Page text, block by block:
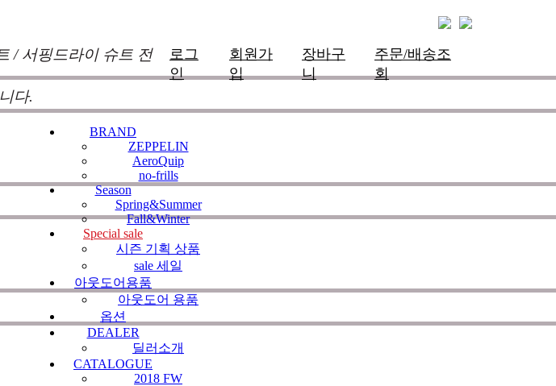
/ 서핑드라이 슈트 전
다.
로그
인
회원가
입
장바구
니
주문/배송조
회
BRAND
ZEPPELIN
AeroQuip
no-frills
Season
Spring&Summer
Fall&Winter
Special sale
시즌 기획 상품
sale 세일
아웃도어용품
아웃도어 용품
옵션
DEALER
딜러소개
CATALOGUE
2018 FW
영하여 매시즌 진화한 슈트를 개발하여 서핑라이프의
스텀 제작을 기본으로하며 제작의 모든 과정에 완벽함
남지 않도록 끊임 없이 노력하는 서핑전용 웻슈트 브랜